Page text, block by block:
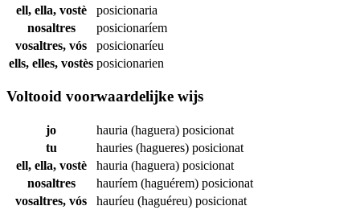
ell, ella, vostè
posicionaria
nosaltres
posicionaríem
vosaltres, vós
posicionaríeu
ells, elles, vostès posicionarien
Voltooid voorwaardelijke wijs
jo hauria (haguera) posicionat
tu
hauries (hagueres) posicionat
ell, ella, vostè
hauria (haguera) posicionat
nosaltres
hauríem (haguérem) posicionat
vosaltres, vós
hauríeu (haguéreu) posicionat